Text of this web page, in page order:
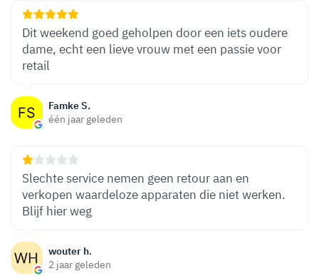
Famke S.
één jaar geleden
Dit weekend goed geholpen door een iets oudere
dame, echt een lieve vrouw met een passie voor
retail
wouter h.
2 jaar geleden
Slechte service nemen geen retour aan en
verkopen waardeloze apparaten die niet werken.
Blijf hier weg